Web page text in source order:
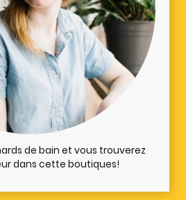
de bain et vous trouverez
dans cette boutiques!